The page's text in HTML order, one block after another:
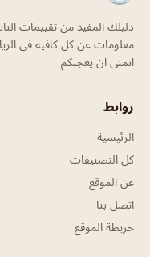
دليلك المفيد من تقييمات
معلومات عن كل كافيه في
اتمنى ان يعجبكم
روابط
الرئيسية
كل التصنيفات
عن الموقع
اتصل بنا
خريطة الموقع